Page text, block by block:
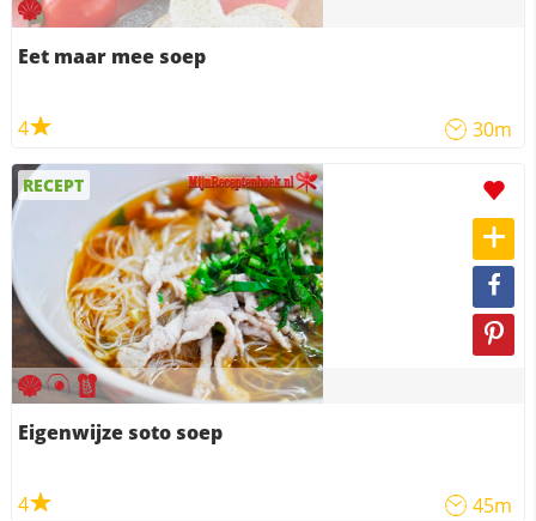
Eet maar mee soep
4 30m
RECEPT
Eigenwijze soto soep
4 45m